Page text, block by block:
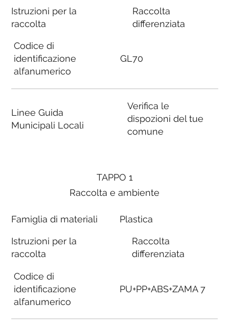
Istruzioni per la
raccolta
Codice di
identificazione
alfanumerico
Linee Guida
Municipali Locali
Raccolta
differenziata
GL70
Verifica le
dispozioni del tue
comune
TAPPO 1
Raccolta e ambiente
Famiglia di materiali
Istruzioni per la
raccolta
Codice di
identificazione
alfanumerico
Plastica
Raccolta
differenziata
PU+PP+ABS+ZAMA 7